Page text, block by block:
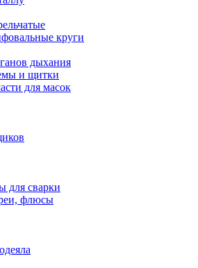
круги
дыхания
и щитки
для масок
для сварки
флюсы